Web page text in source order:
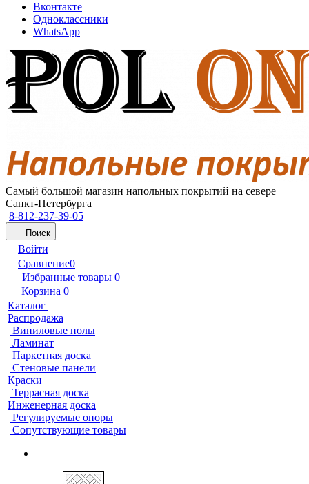
Вконтакте
Одноклассники
WhatsApp
Самый большой магазин напольных покрытий на севере
Санкт-Петербурга
8-812-237-39-05
Поиск
Войти
Сравнение0
Избранные товары 0
Корзина 0
Каталог
Распродажа
Виниловые полы
Ламинат
Паркетная доска
Стеновые панели
Краски
Террасная доска
Инженерная доска
Регулируемые опоры
Сопутствующие товары